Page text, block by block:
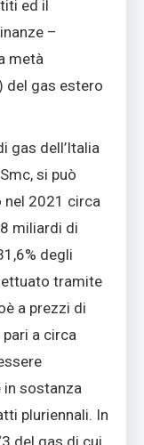
ed il
–
metà
del gas estero
gas dell’Italia
si può
nel 2021 circa
miliardi di
degli
tramite
a prezzi di
a circa
in sostanza
pluriennali. In